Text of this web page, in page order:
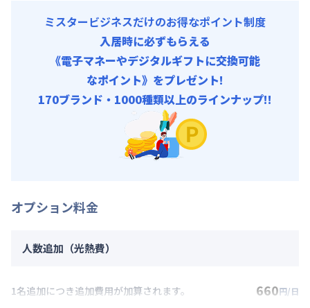
ミスタービジネスだけのお得なポイント制度
入居時に必ずもらえる
《電子マネーやデジタルギフトに交換可能
なポイント》をプレゼント!
170ブランド・1000種類以上のラインナップ!!
オプション料金
人数追加（光熱費）
1名追加につき追加費用が加算されます。 660円/日